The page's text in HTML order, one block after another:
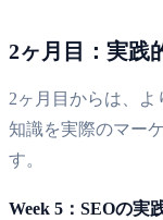
2ヶ月目：実践
2ヶ月目からは、
知識を実際のマー
す。
Week 5：SEOの実